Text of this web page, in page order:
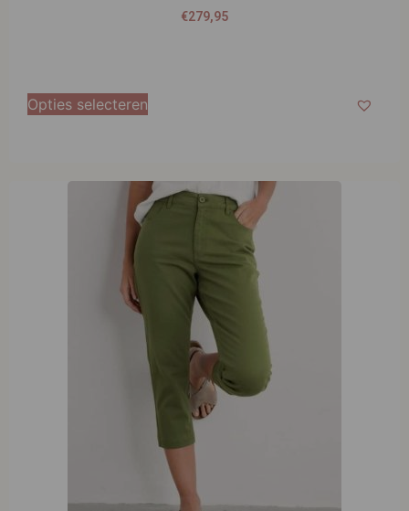
€279,95
Opties selecteren